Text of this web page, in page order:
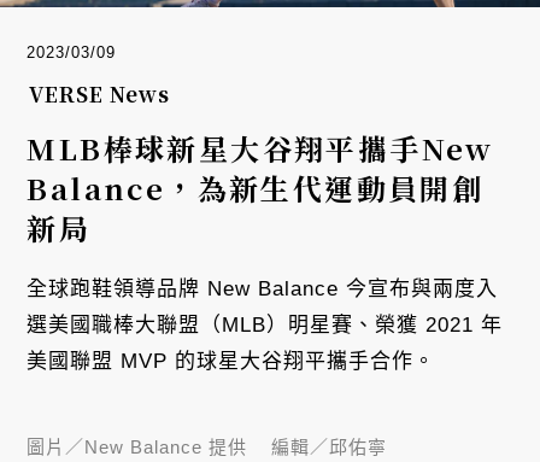
2023/03/09
VERSE News
MLB棒球新星大谷翔平攜手New
Balance，為新生代運動員開創
新局
全球跑鞋領導品牌 New Balance 今宣布與兩度入
選美國職棒大聯盟（MLB）明星賽、榮獲 2021 年
美國聯盟 MVP 的球星大谷翔平攜手合作。
圖片／New Balance 提供 編輯／ 邱佑寧